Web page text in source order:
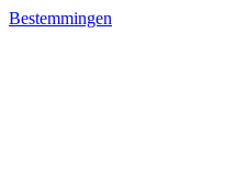
Bestemmingen